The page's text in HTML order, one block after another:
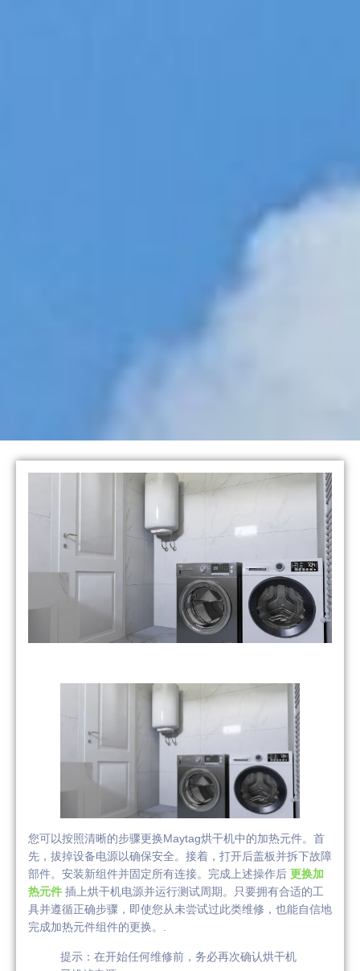
您可以按照清晰的步骤更换Maytag烘干机中的加热元件。首
先，拔掉设备电源以确保安全。接着，打开后盖板并拆下故障
部件。安装新组件并固定所有连接。完成上述操作后 更换加
热元件 插上烘干机电源并运行测试周期。只要拥有合适的工
具并遵循正确步骤，即使您从未尝试过此类维修，也能自信地
完成加热元件组件的更换。.
提示：在开始任何维修前，务必再次确认烘干机